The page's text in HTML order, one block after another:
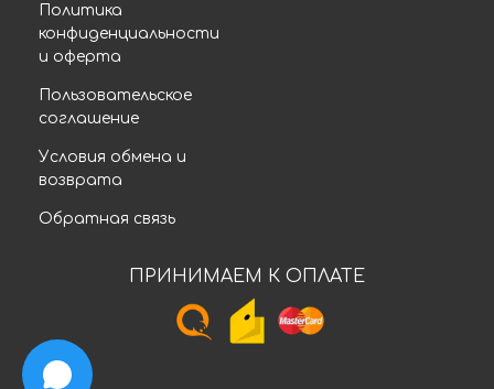
Политика
конфиденциальности
и оферта
Пользовательское
соглашение
Условия обмена и
возврата
Обратная связь
ПРИНИМАЕМ К ОПЛАТЕ